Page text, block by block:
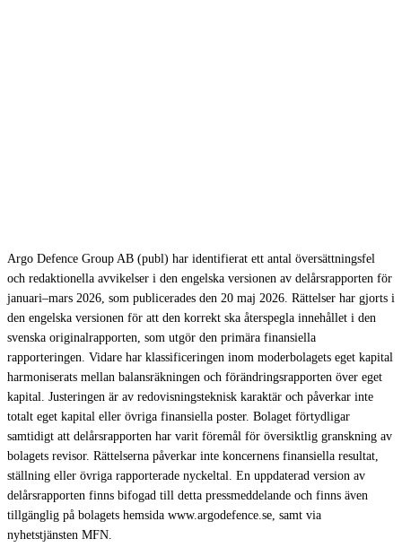
Argo Defence Group AB (publ) har identifierat ett antal översättningsfel
och redaktionella avvikelser i den engelska versionen av delårsrapporten för
januari–mars 2026, som publicerades den 20 maj 2026. Rättelser har gjorts i
den engelska versionen för att den korrekt ska återspegla innehållet i den
svenska originalrapporten, som utgör den primära finansiella
rapporteringen. Vidare har klassificeringen inom moderbolagets eget kapital
harmoniserats mellan balansräkningen och förändringsrapporten över eget
kapital. Justeringen är av redovisningsteknisk karaktär och påverkar inte
totalt eget kapital eller övriga finansiella poster. Bolaget förtydligar
samtidigt att delårsrapporten har varit föremål för översiktlig granskning av
bolagets revisor. Rättelserna påverkar inte koncernens finansiella resultat,
ställning eller övriga rapporterade nyckeltal. En uppdaterad version av
delårsrapporten finns bifogad till detta pressmeddelande och finns även
tillgänglig på bolagets hemsida www.argodefence.se, samt via
nyhetstjänsten MFN.